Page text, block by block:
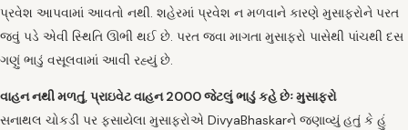
પ્રવેશ આપવામાં આવતો નથી. શહેરમાં પ્રવેશ ન મળવાને કારણે મુસાફરોને પરત
જવું પડે એવી સ્થિતિ ઊભી થઈ છે. પરત જવા માગતા મુસાફરો પાસેથી પાંચથી દસ
ગણું ભાડું વસૂલવામાં આવી રહ્યું છે.
વાહન નથી મળતું, પ્રાઇવેટ વાહન 2000 જેટલું ભાડું કહે છેઃ મુસાફરો
સનાથલ ચોકડી પર ફસાયેલા મુસાફરોએ DivyaBhaskarને જણાવ્યું હતું કે હું